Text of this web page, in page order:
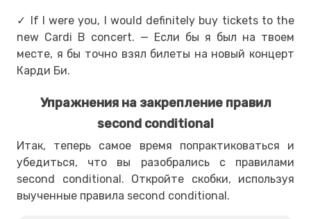
✓ If I were you, I would definitely buy tickets to the
new Cardi B concert. — Если бы я был на твоем
месте, я бы точно взял билеты на новый концерт
Карди Би.
Упражнения на закрепление правил
second conditional
Итак, теперь самое время попрактиковаться и
убедиться, что вы разобрались с правилами
second conditional. Откройте скобки, используя
выученные правила second conditional.